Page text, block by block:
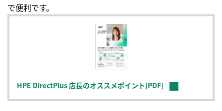
で便利です。
HPE DirectPlus 店長のオススメポイント[PDF]